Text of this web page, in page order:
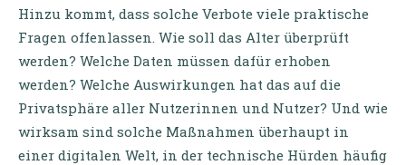
Hinzu kommt, dass solche Verbote viele praktische
Fragen offenlassen. Wie soll das Alter überprüft
werden? Welche Daten müssen dafür erhoben
werden? Welche Auswirkungen hat das auf die
Privatsphäre aller Nutzerinnen und Nutzer? Und wie
wirksam sind solche Maßnahmen überhaupt in
einer digitalen Welt, in der technische Hürden häufig